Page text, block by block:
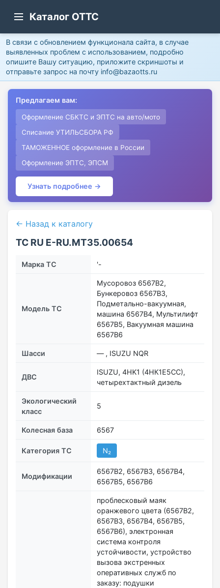
Каталог ОТТС
В связи с обновлением функционала сайта, в случае
выявленных проблем с использованием, подробно
опишите Вашу ситуацию, приложите скриншоты и
отправьте запрос на почту info@bazaotts.ru
Предлагаем вам:
Оформление СБКТС и ЭПТС на авто/мото
Списание УТИЛЬСБОРА РФ
ТАМОЖЕННОЕ оформление в России
Оформление ЭПТС, ЭПСМ
Узнать подробнее →
← Назад к каталогу
ТС RU Е-RU.МТ35.00654
Марка ТС '-
Модель ТС
Мусоровоз 6567B2,
Бункеровоз 6567B3,
Подметально-вакуумная,
машина 6567B4, Мультилифт
6567В5, Вакуумная машина
6567В6
Шасси — , ISUZU NQR
ДВС
ISUZU, 4HK1 (4НК1E5СC),
четырехтактный дизель
Экологический
класс
5
Колесная база 6567
Категория ТС N₂
Модификации
6567B2, 6567B3, 6567B4,
6567B5, 6567B6
проблесковый маяк
оранжевого цвета (6567В2,
6567B3, 6567В4, 6567В5,
6567В6), электронная
система контроля
устойчивости, устройство
вызова экстренных
оперативных служб по
заказу: подушки